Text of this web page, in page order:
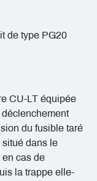
de type PG20
CU-LT équipée
du fusible taré
situé dans le
en cas de
la trappe elle-